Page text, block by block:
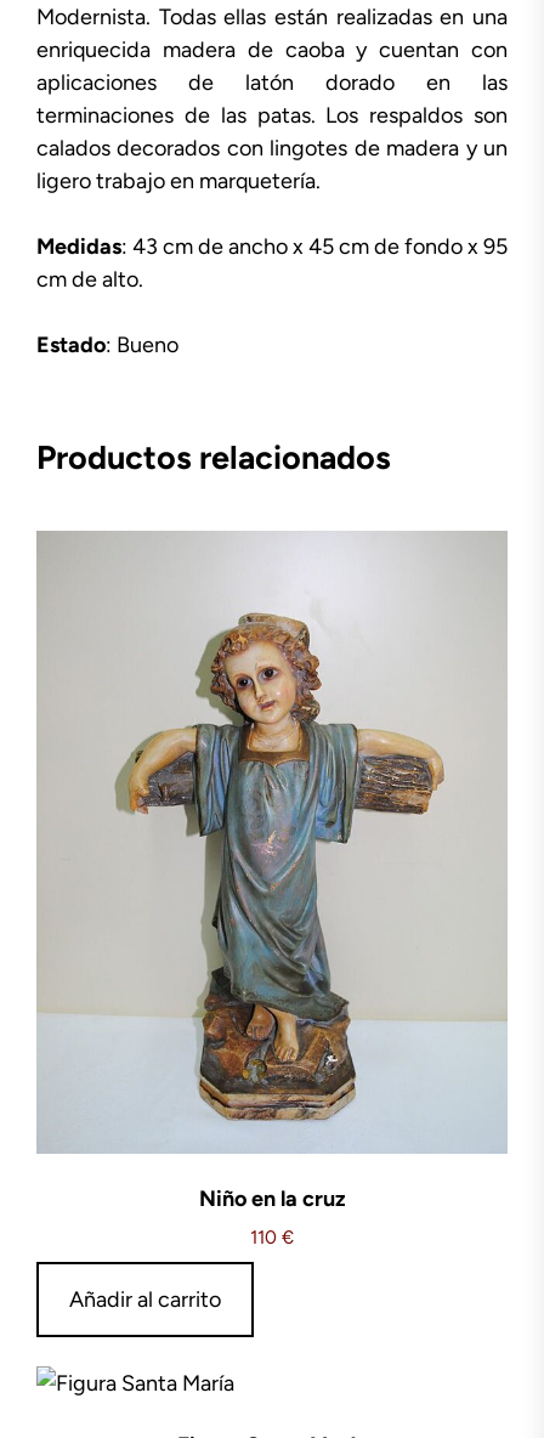
Modernista. Todas ellas están realizadas en una
enriquecida madera de caoba y cuentan con
aplicaciones de latón dorado en las
terminaciones de las patas. Los respaldos son
calados decorados con lingotes de madera y un
ligero trabajo en marquetería.
Medidas: 43 cm de ancho x 45 cm de fondo x 95
cm de alto.
Estado: Bueno
Productos relacionados
Niño en la cruz
110 €
Añadir al carrito